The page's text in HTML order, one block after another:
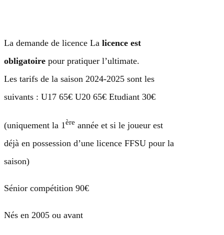
La demande de licence La licence est
obligatoire pour pratiquer l’ultimate.
Les tarifs de la saison 2024-2025 sont les
suivants : U17 65€ U20 65€ Etudiant 30€
(uniquement la 1ère année et si le joueur est
déjà en possession d’une licence FFSU pour la
saison)
Sénior compétition 90€
Nés en 2005 ou avant